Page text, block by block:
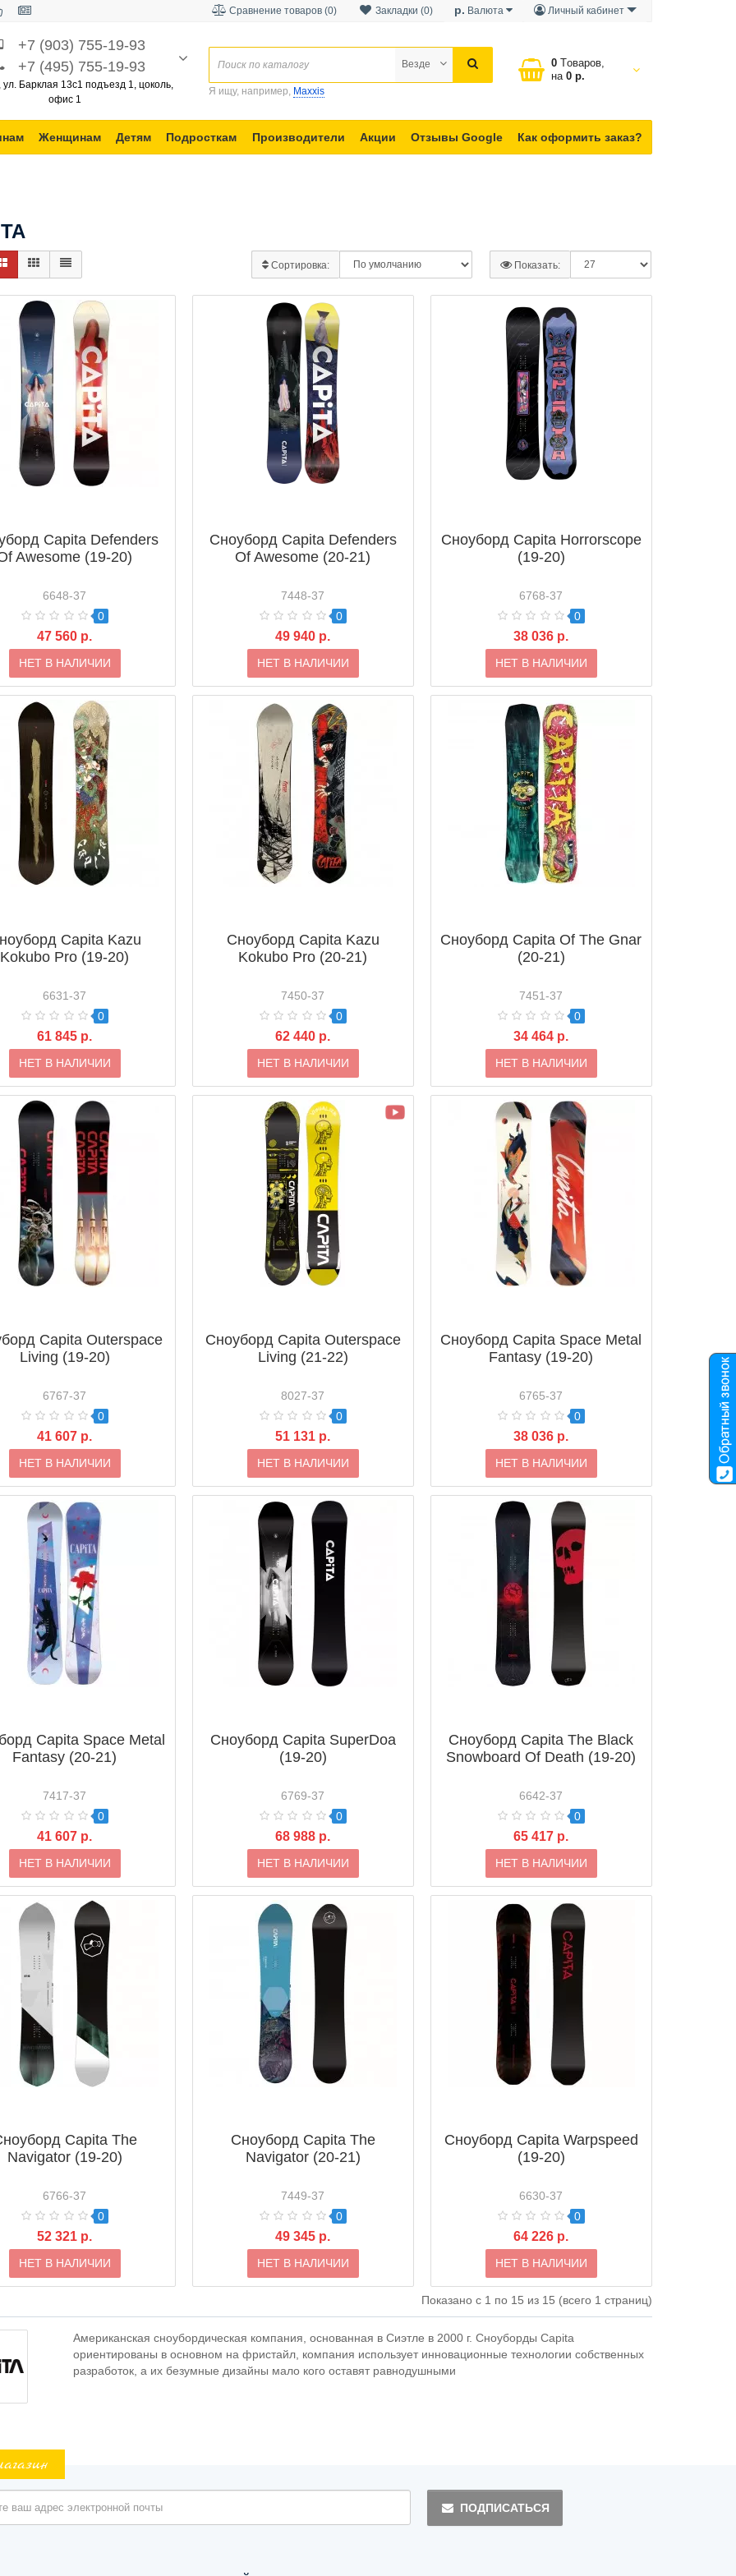
Личный кабинет
р. Валюта
Закладки (0)
Сравнение товаров (0)
+7 (903) 755-19-93
+7 (495) 755-19-93
ул. Барклая 13с1 подъезд 1, цоколь,
офис 1
0 Tоваров,
на
0 р.
Везде
Я ищу, например, Maxxis
Женщинам Детям Подросткам Производители Акции Отзывы Google Как оформить заказ?
Сортировка: Показать:
Capita Defenders
Awesome (19-20)
6648-37
0
47 560 р.
НЕТ В НАЛИЧИИ
Сноуборд Capita Defenders
Of Awesome (20-21)
7448-37
0
49 940 р.
НЕТ В НАЛИЧИИ
Сноуборд Capita Horrorscope
(19-20)
6768-37
0
38 036 р.
НЕТ В НАЛИЧИИ
Capita Kazu
Kokubo Pro (19-20)
6631-37
0
61 845 р.
НЕТ В НАЛИЧИИ
Сноуборд Capita Kazu
Kokubo Pro (20-21)
7450-37
0
62 440 р.
НЕТ В НАЛИЧИИ
Сноуборд Capita Of The Gnar
(20-21)
7451-37
0
34 464 р.
НЕТ В НАЛИЧИИ
Capita Outerspace
Living (19-20)
6767-37
0
41 607 р.
НЕТ В НАЛИЧИИ
Сноуборд Capita Outerspace
Living (21-22)
8027-37
0
51 131 р.
НЕТ В НАЛИЧИИ
Сноуборд Capita Space Metal
Fantasy (19-20)
6765-37
0
38 036 р.
НЕТ В НАЛИЧИИ
Capita Space Metal
Fantasy (20-21)
7417-37
0
41 607 р.
НЕТ В НАЛИЧИИ
Сноуборд Capita SuperDoa
(19-20)
6769-37
0
68 988 р.
НЕТ В НАЛИЧИИ
Сноуборд Capita The Black
Snowboard Of Death (19-20)
6642-37
0
65 417 р.
НЕТ В НАЛИЧИИ
Capita The
Navigator (19-20)
6766-37
0
52 321 р.
НЕТ В НАЛИЧИИ
Сноуборд Capita The
Navigator (20-21)
7449-37
0
49 345 р.
НЕТ В НАЛИЧИИ
Сноуборд Capita Warpspeed
(19-20)
6630-37
0
64 226 р.
НЕТ В НАЛИЧИИ
Показано с 1 по 15 из 15 (всего 1 страниц)
Американская сноубордическая компания, основанная в Сиэтле в 2000 г. Сноуборды Capita
ориентированы в основном на фристайл, компания использует инновационные технологии собственных
разработок, а их безумные дизайны мало кого оставят равнодушными
ПОДПИСАТЬСЯ